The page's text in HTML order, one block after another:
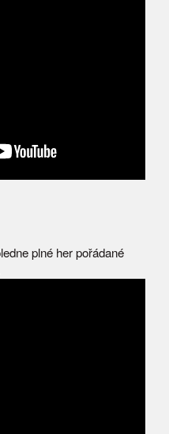
plné her pořádané